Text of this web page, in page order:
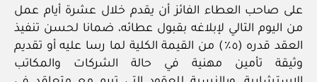
على صاحب العطاء الفائز أن يقدم خلال عشرة أيام عمل
من اليوم التالي لإبلاغه بقبول عطائه، ضمانا لحسن تنفيذ
العقد قدره (٥٪) من القيمة الكلية لما رسا عليه أو تقديم
وثيقة تأمين مهنية في حالة الشركات والمكاتب